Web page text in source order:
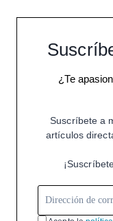
¿Te
Suscríbete a
artículos